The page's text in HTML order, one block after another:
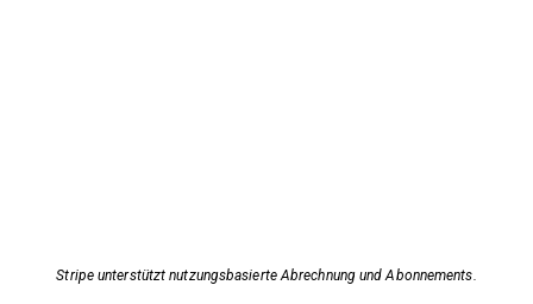
Stripe unterstützt nutzungsbasierte Abrechnung und Abonnements.